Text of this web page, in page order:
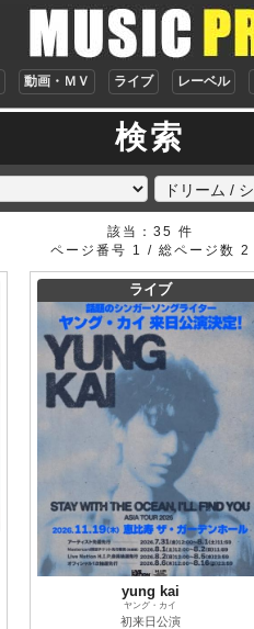
動画・ＭＶ ライブ レーベル
検索
該当：35 件
ページ番号 1 / 総ページ数 2
ライブ
yung kai
ヤング・カイ
初来日公演